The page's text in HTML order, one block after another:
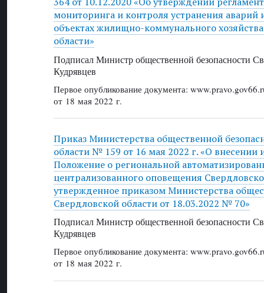
мониторинга и контроля устранения аварий
объектах жилищно-коммунального
области»
Подписал Министр общественной безопасности
Кудрявцев
Первое опубликование документа:
от 18 мая 2022 г.
Приказ Министерства общественной
области № 159 от 16 мая 2022 г. «О внесении
Положение о региональной
централизованного оповещения
утвержденное приказом Министерства
Свердловской области от 18.03.2022 № 70»
Подписал Министр общественной безопасности
Кудрявцев
Первое опубликование документа:
от 18 мая 2022 г.